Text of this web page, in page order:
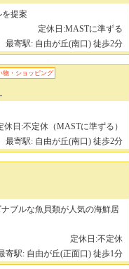
提案
定休日:MASTに準ずる
最寄駅: 自由が丘(南口) 徒歩2分
物・ショッピング
日:不定休（MASTに準ずる）
最寄駅: 自由が丘(南口) 徒歩2分
ブルな魚貝類が人気の海鮮居
定休日:不定休
寄駅: 自由が丘(正面口) 徒歩1分